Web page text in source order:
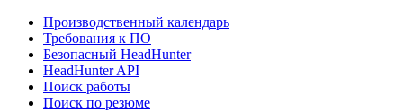
Производственный календарь
Требования к ПО
Безопасный HeadHunter
HeadHunter API
Поиск работы
Поиск по резюме